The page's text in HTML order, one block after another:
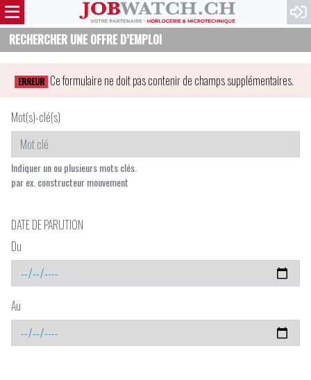
RECHERCHER UNE OFFRE D’EMPLOI
ERREUR Ce formulaire ne doit pas contenir de champs supplémentaires.
Mot(s)-clé(s)
Indiquer un ou plusieurs mots clés.
par ex. constructeur mouvement
DATE DE PARUTION
Du
Au